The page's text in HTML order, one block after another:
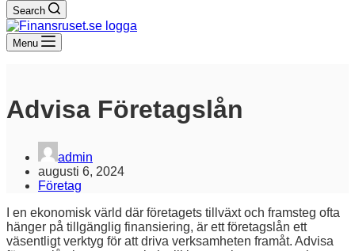
Search
Menu
Advisa Företagslån
admin
augusti 6, 2024
Företag
I en ekonomisk värld där företagets tillväxt och framsteg ofta
hänger på tillgänglig finansiering, är ett företagslån ett
väsentligt verktyg för att driva verksamheten framåt. Advisa